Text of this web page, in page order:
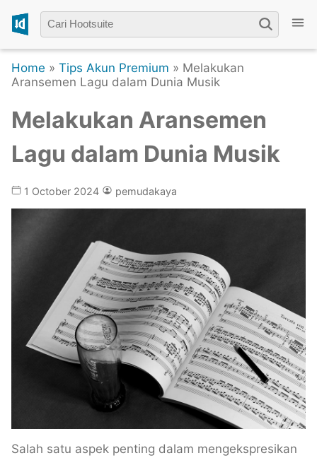
Home » Tips Akun Premium » Melakukan
Aransemen Lagu dalam Dunia Musik
Melakukan Aransemen
Lagu dalam Dunia Musik
1 October 2024 pemudakaya
Salah satu aspek penting dalam mengekspresikan